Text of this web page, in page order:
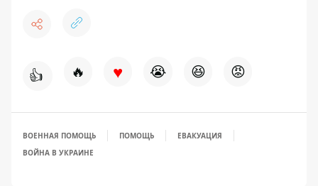
👍 🔥 ♥ 😭 😆 😡
ВОЕННАЯ ПОМОЩЬ ПОМОЩЬ
ЕВАКУАЦИЯ
ВОЙНА В УКРАИНЕ